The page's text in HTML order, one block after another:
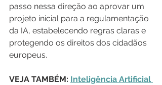
passo nessa direção ao aprovar um
projeto inicial para a regulamentação
da IA, estabelecendo regras claras e
protegendo os direitos dos cidadãos
europeus.
VEJA TAMBÉM: Inteligência Artificial